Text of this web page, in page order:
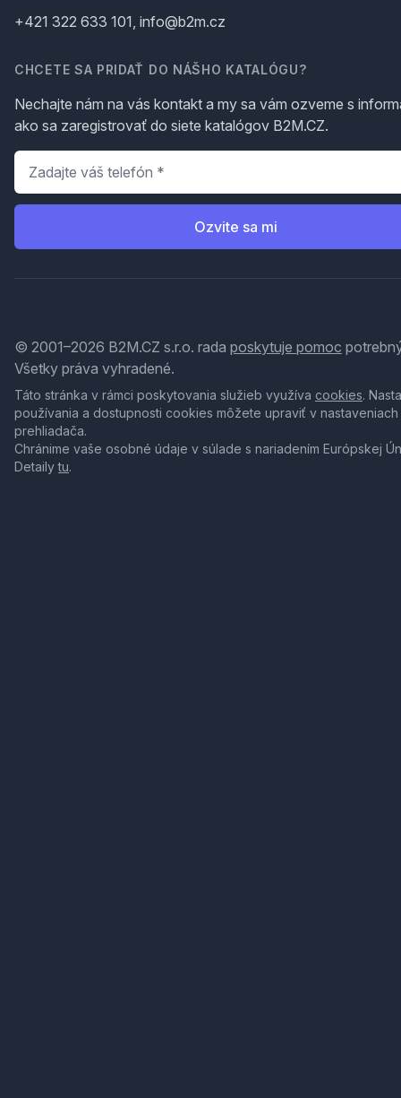
+421 322 633 101, info@b2m.cz
CHCETE SA PRIDAŤ DO NÁŠHO KATALÓGU?
Nechajte nám na vás kontakt a my sa vám ozveme s
ako sa zaregistrovať do siete katalógov B2M.CZ.
Telefón
Ozvite sa mi
© 2001–2026 B2M.CZ s.r.o. rada poskytuje pomoc
Všetky práva vyhradené.
Táto stránka v rámci poskytovania služieb využíva cookies.
používania a dostupnosti cookies môžete upraviť v nastaveniach
prehliadača.
Chránime vaše osobné údaje v súlade s nariadením Európskej
Detailytu.